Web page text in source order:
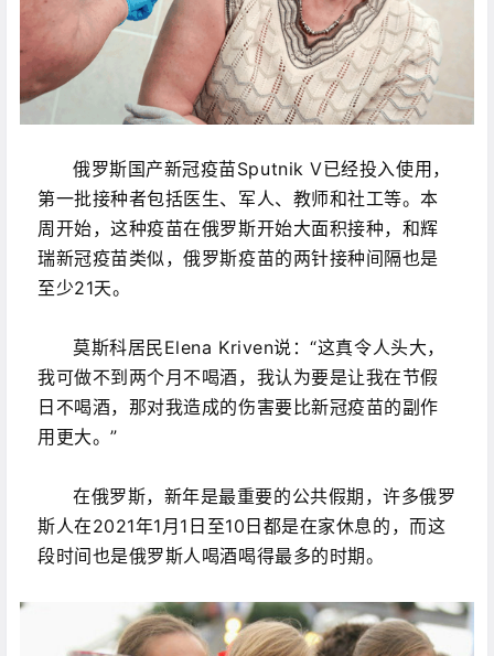
俄罗斯国产新冠疫苗Sputnik V已经投入使用，
第一批接种者包括医生、军人、教师和社工等。本
周开始，这种疫苗在俄罗斯开始大面积接种，和辉
瑞新冠疫苗类似，俄罗斯疫苗的两针接种间隔也是
至少21天。
莫斯科居民Elena Kriven说：“这真令人头大，
我可做不到两个月不喝酒，我认为要是让我在节假
日不喝酒，那对我造成的伤害要比新冠疫苗的副作
用更大。”
在俄罗斯，新年是最重要的公共假期，许多俄罗
斯人在2021年1月1日至10日都是在家休息的，而这
段时间也是俄罗斯人喝酒喝得最多的时期。